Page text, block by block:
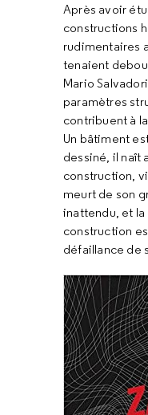
Après avoir
constructions
rudimentaires
tenaient
Mario
paramètres
contribuent à
Un bâtiment
dessiné, il naît
construction,
meurt de son
inattendu, et
construction
défaillance de